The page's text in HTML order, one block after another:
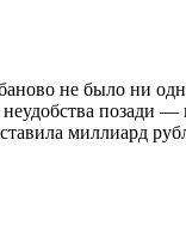
не было ни
миллиард